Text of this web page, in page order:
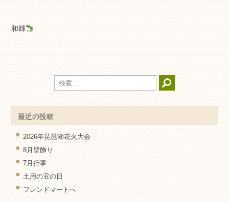
和輝
最近の投稿
2026年琵琶湖花火大会
8月壁飾り
7月行事
土用の丑の日
フレンドマートへ